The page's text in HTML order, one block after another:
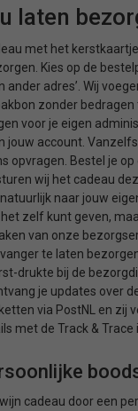
laten
met het
Kies op de
ander adres’. Wij
zonder bedragen
voor je eigen
jouw account.
opvragen. Bestel je
wij het cadeau
naar jouw
zelf kunt geven,
van onze
te laten
drukte bij de
je updates over
via PostNL en zij
met de Track & Trace
cadeau door een